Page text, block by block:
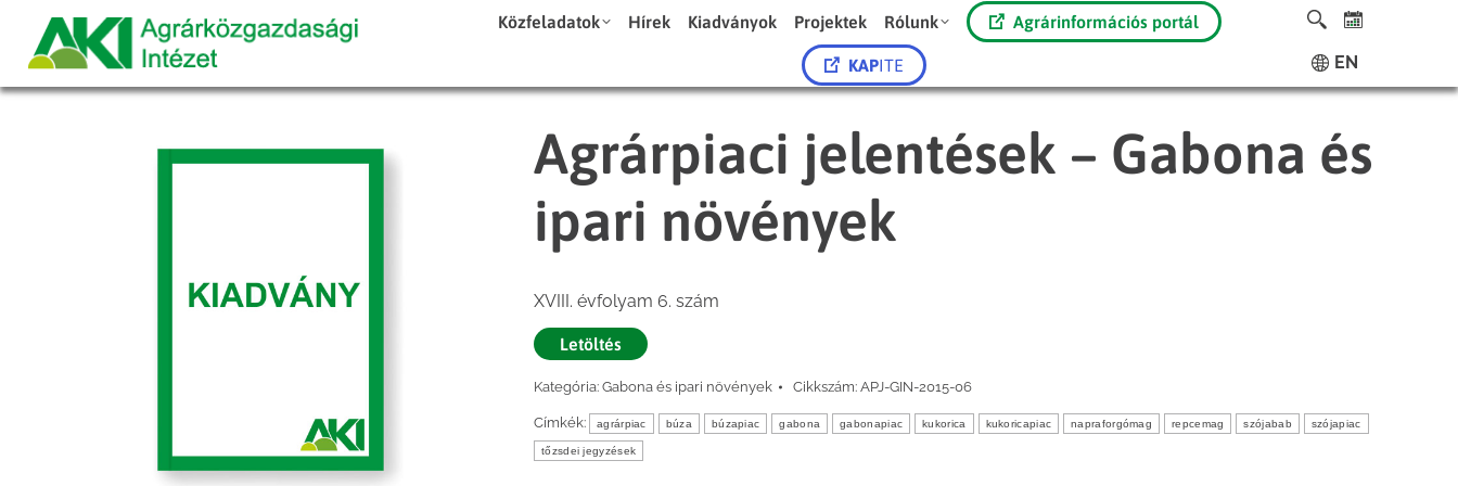
Közfeladatok Hírek Kiadványok Projektek Rólunk Agrárinformációs portál
KAPITE EN
Agrárpiaci jelentések – Gabona és
ipari növények
XVIII. évfolyam 6. szám
Letöltés
Kategória: Gabona és ipari növények Cikkszám: APJ-GIN-2015-06
Címkék: agrárpiac búza búzapiac gabona gabonapiac kukorica kukoricapiac napraforgómag repcemag szójabab szójapiac
tőzsdei jegyzések